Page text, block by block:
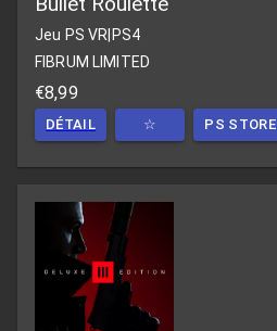
Jeu PS VR PS4
FIBRUM LIMITED
€8,99
DÉTAIL ☆ PS STORE